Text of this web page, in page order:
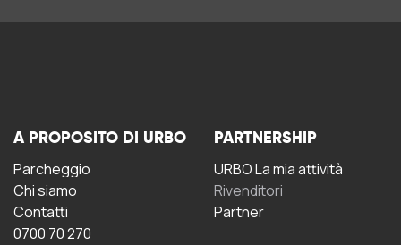
A PROPOSITO DI URBO
Parcheggio
Chi siamo
Contatti
0700 70 270
PARTNERSHIP
URBO La mia attività
Rivenditori
Partner